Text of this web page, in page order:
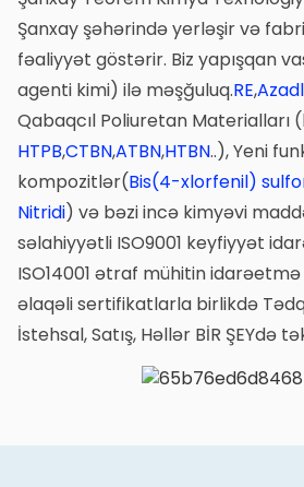
Şanxay şəhərində yerləşir və
fəaliyyət göstərir. Biz yapışqan
agenti kimi) ilə məşğuluq.RE,
Qabaqcıl Poliuretan Materialları
HTPB,CTBN,ATBN,HTBN..), Yeni
kompozitlər(Bis(4-xlorfenil)
Nitridi) və bəzi incə kimyəvi
səlahiyyətli ISO9001 keyfiyyət
ISO14001 ətraf mühitin
əlaqəli sertifikatlarla birlikdə
İstehsal, Satış, Həllər BİR ŞEYdə